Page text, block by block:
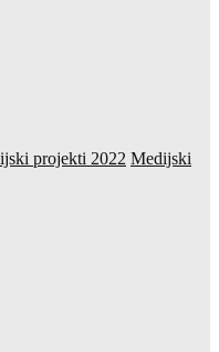
projekti 2022 Medijski